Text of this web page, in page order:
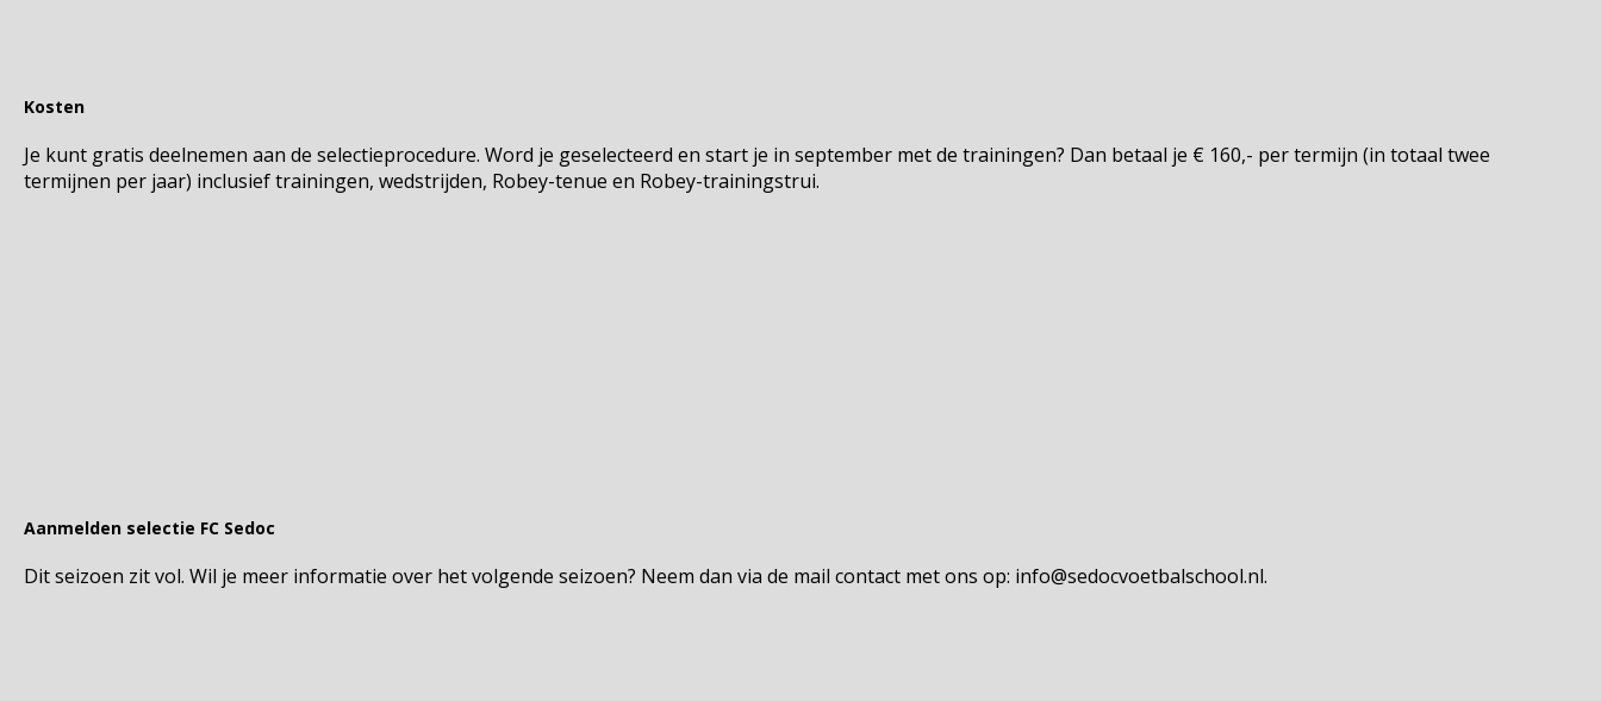
Kosten
Je kunt gratis deelnemen aan de selectieprocedure. Word je geselecteerd en start je in september met de trainingen? Dan betaal je € 160,- per termijn (in totaal twee
termijnen per jaar) inclusief trainingen, wedstrijden, Robey-tenue en Robey-trainingstrui.
Aanmelden selectie FC Sedoc
Dit seizoen zit vol. Wil je meer informatie over het volgende seizoen? Neem dan via de mail contact met ons op: info@sedocvoetbalschool.nl.